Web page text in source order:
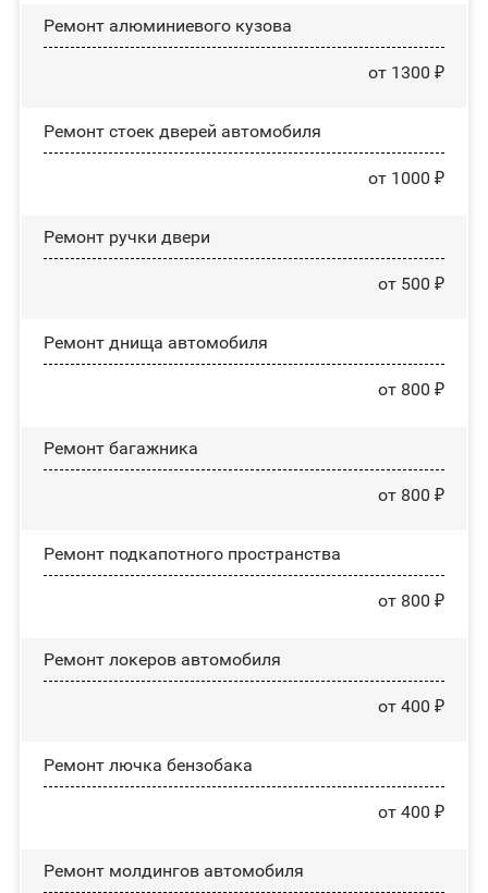
Ремонт алюминиевого кузова
от 1300 ₽
Ремонт стоек дверей автомобиля
от 1000 ₽
Ремонт ручки двери
от 500 ₽
Ремонт днища автомобиля
от 800 ₽
Ремонт багажника
от 800 ₽
Ремонт подкапотного пространства
от 800 ₽
Ремонт лoĸepoв автомобиля
от 400 ₽
Ремонт лючка бензобака
от 400 ₽
Ремонт молдингов автомобиля